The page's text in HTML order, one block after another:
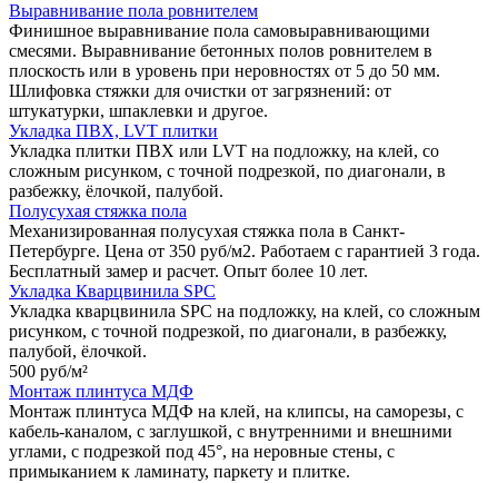
Выравнивание пола ровнителем
Финишное выравнивание пола самовыравнивающими
смесями. Выравнивание бетонных полов ровнителем в
плоскость или в уровень при неровностях от 5 до 50 мм.
Шлифовка стяжки для очистки от загрязнений: от
штукатурки, шпаклевки и другое.
Укладка ПВХ, LVT плитки
Укладка плитки ПВХ или LVT на подложку, на клей, со
сложным рисунком, с точной подрезкой, по диагонали, в
разбежку, ёлочкой, палубой.
Полусухая стяжка пола
Механизированная полусухая стяжка пола в Санкт-
Петербурге. Цена от 350 руб/м2. Работаем с гарантией 3 года.
Бесплатный замер и расчет. Опыт более 10 лет.
Укладка Кварцвинила SPC
Укладка кварцвинила SPC на подложку, на клей, со сложным
рисунком, с точной подрезкой, по диагонали, в разбежку,
палубой, ёлочкой.
500 руб/м²
Монтаж плинтуса МДФ
Монтаж плинтуса МДФ на клей, на клипсы, на саморезы, с
кабель-каналом, с заглушкой, с внутренними и внешними
углами, с подрезкой под 45°, на неровные стены, с
примыканием к ламинату, паркету и плитке.